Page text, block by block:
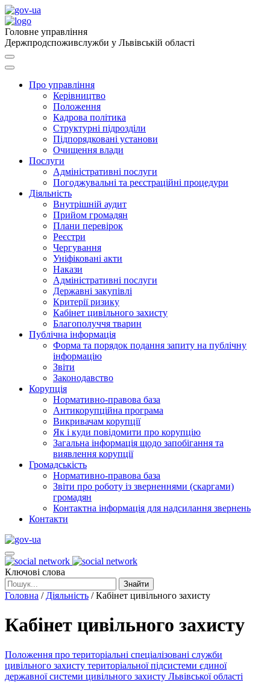
Головне управління
Держпродспоживслужби у Львівській області
Про управління
Керівництво
Положення
Кадрова політика
Структурні підрозділи
Підпорядковані установи
Очищення влади
Послуги
Адміністративні послуги
Погоджувальні та реєстраційні процедури
Діяльність
Внутрішній аудит
Прийом громадян
Плани перевірок
Реєстри
Чергування
Уніфіковані акти
Накази
Адміністративні послуги
Державні закупівлі
Критерії ризику
Кабінет цивільного захисту
Благополуччя тварин
Публічна інформація
Форма та порядок подання запиту на публічну
інформацію
Звіти
Законодавство
Корупція
Нормативно-правова база
Антикорупційна програма
Викривачам корупції
Як і куди повідомити про корупцію
Загальна інформація щодо запобігання та
виявлення корупції
Громадськість
Нормативно-правова база
Звіти про роботу із зверненнями (скаргами)
громадян
Контактна інформація для надсилання звернень
Контакти
Ключові слова
Знайти
Головна / Діяльність /Кабінет цивільного захисту
Кабінет цивільного захисту
Положення про територіальні спеціалізовані служби
цивільного захисту територіальної підсистеми єдиної
державної системи цивільного захисту Львівської області